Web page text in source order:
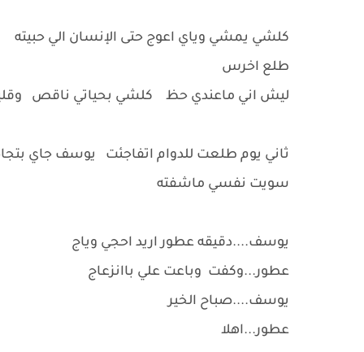
كلشي يمشي وياي اعوج حتى الإنسان الي حبيته
طلع اخرس
ليش اني ماعندي حظ كلشي بحياتي ناقص
ثاني يوم طلعت للدوام اتفاجئت يوسف جاي بتجاه
سويت نفسي ماشفته
يوسف....دقيقه عطور اريد احجي وياج
عطور...وكفت وباعت علي باانزعاج
يوسف....صباح الخير
عطور...اهلا